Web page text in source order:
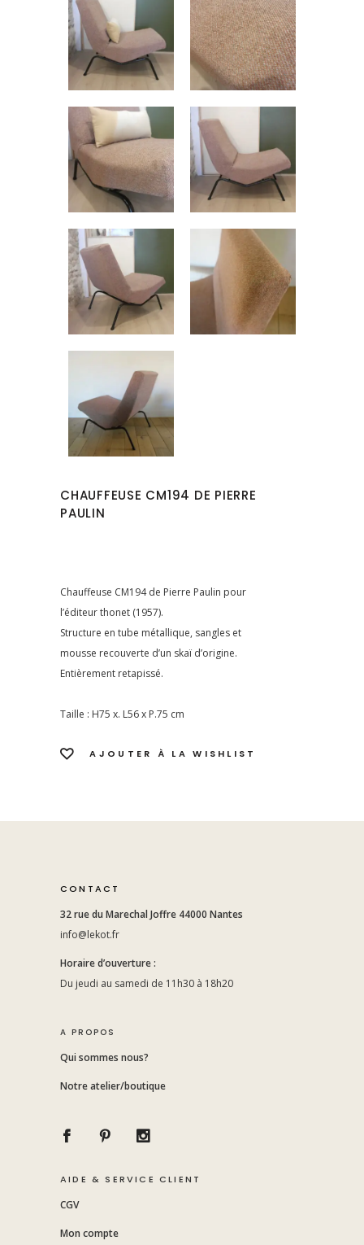
CHAUFFEUSE CM194 DE PIERRE
PAULIN
Chauffeuse CM194 de Pierre Paulin pour
l’éditeur thonet (1957).
Structure en tube métallique, sangles et
mousse recouverte d’un skaï d’origine.
Entièrement retapissé.
Taille : H75 x. L56 x P.75 cm
AJOUTER À LA WISHLIST
CONTACT
32 rue du Marechal Joffre 44000 Nantes
info@lekot.fr
Horaire d’ouverture :
Du jeudi au samedi de 11h30 à 18h20
A PROPOS
Qui sommes nous?
Notre atelier/boutique
AIDE & SERVICE CLIENT
CGV
Mon compte